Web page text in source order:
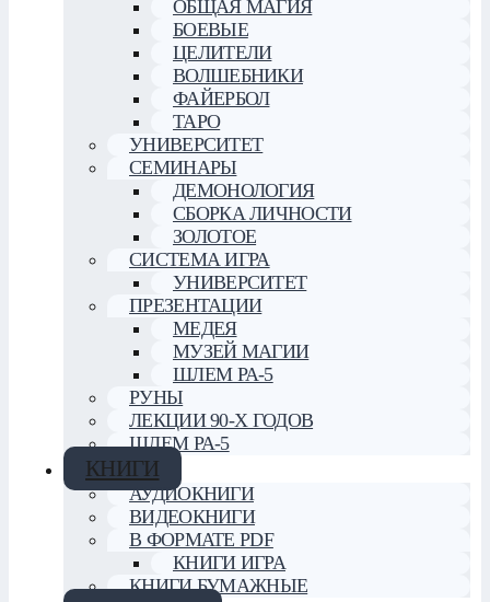
ОБЩАЯ МАГИЯ
БОЕВЫЕ
ЦЕЛИТЕЛИ
ВОЛШЕБНИКИ
ФАЙЕРБОЛ
ТАРО
УНИВЕРСИТЕТ
СЕМИНАРЫ
ДЕМОНОЛОГИЯ
СБОРКА ЛИЧНОСТИ
ЗОЛОТОЕ
СИСТЕМА ИГРА
УНИВЕРСИТЕТ
ПРЕЗЕНТАЦИИ
МЕДЕЯ
МУЗЕЙ МАГИИ
ШЛЕМ РА-5
РУНЫ
ЛЕКЦИИ 90-Х ГОДОВ
ШЛЕМ РА-5
КНИГИ
АУДИОКНИГИ
ВИДЕОКНИГИ
В ФОРМАТЕ PDF
КНИГИ ИГРА
КНИГИ БУМАЖНЫЕ